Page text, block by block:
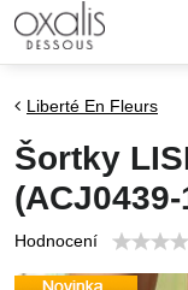
Liberté En Fleurs
Šortky
(ACJ0439-
Hodnocení